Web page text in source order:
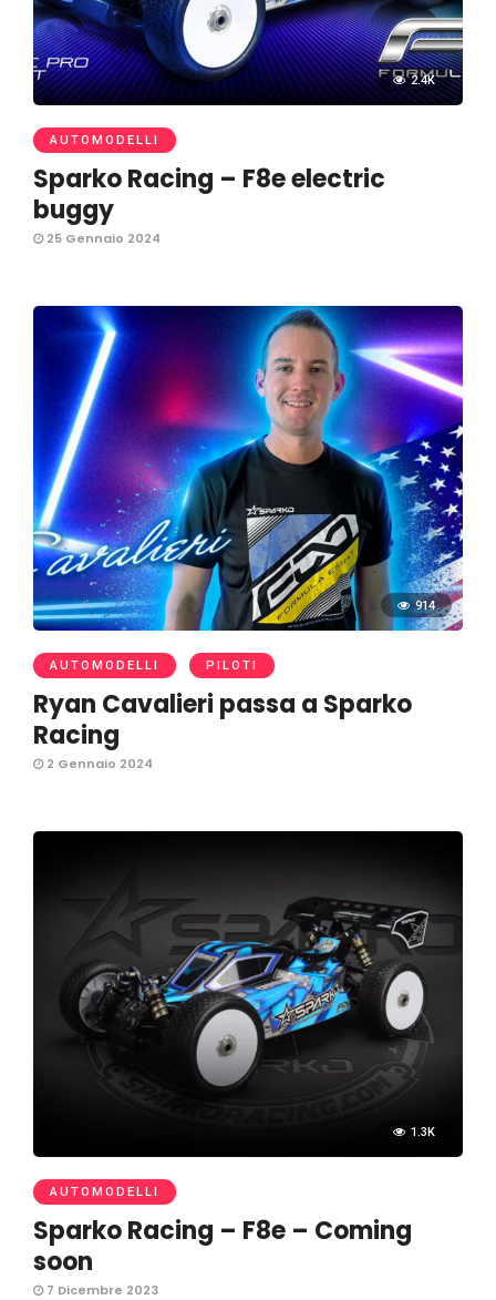
2.4K
AUTOMODELLI
Sparko Racing – F8e electric
buggy
25 Gennaio 2024
914
AUTOMODELLI PILOTI
Ryan Cavalieri passa a Sparko
Racing
2 Gennaio 2024
1.3K
AUTOMODELLI
Sparko Racing – F8e – Coming
soon
7 Dicembre 2023